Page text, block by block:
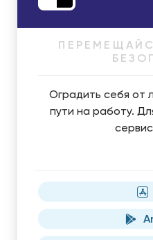
Оградить себя от
пути на работу.